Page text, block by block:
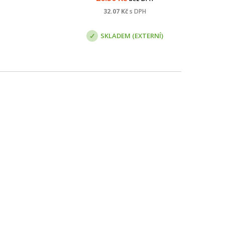
32.07Kč s DPH
SKLADEM (EXTERNÍ)